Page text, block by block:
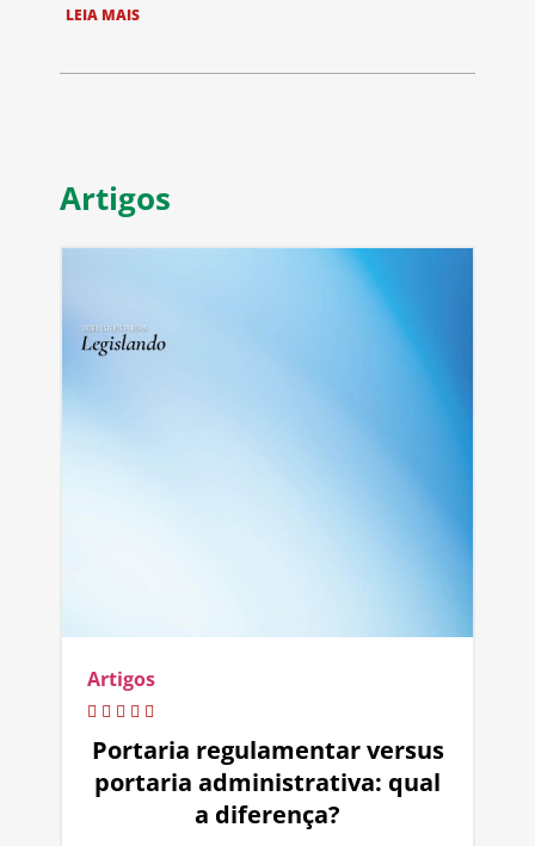
LEIA MAIS
Artigos
Artigos
Portaria regulamentar versus
portaria administrativa: qual
a diferença?